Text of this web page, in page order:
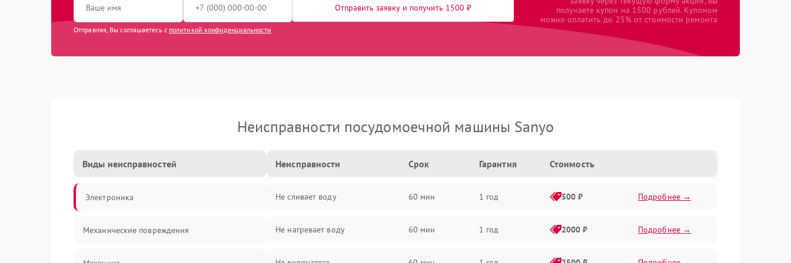
Отправить заявку и получить 1500 ₽
Отправляя, Вы соглашаетесь с политикой конфиденциальности
получаете купон на 1500 рублей. Купоном
можно оплатить до 25% от стоимости ремонта
Неисправности посудомоечной машины Sanyo
Виды неисправностей
Электроника
Механические повреждения
Неисправности Срок Гарантия Стоимость
Не сливает воду 60 мин 1 год 500 ₽ Подробнее →
Не нагревает воду 60 мин 1 год 2000 ₽ Подробнее →